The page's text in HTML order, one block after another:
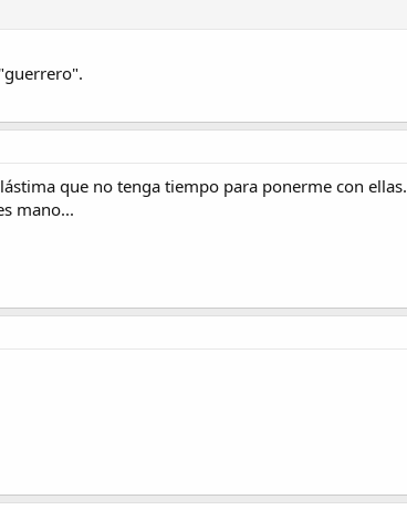
que no tenga tiempo para ponerme con
mano...